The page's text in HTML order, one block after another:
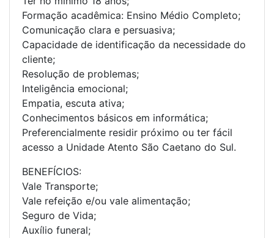
Formação acadêmica: Ensino Médio Completo;
Comunicação clara e persuasiva;
Capacidade de identificação da necessidade do
cliente;
Resolução de problemas;
Inteligência emocional;
Empatia, escuta ativa;
Conhecimentos básicos em informática;
Preferencialmente residir próximo ou ter fácil
acesso a Unidade Atento São Caetano do Sul.
BENEFÍCIOS:
Vale Transporte;
Vale refeição e/ou vale alimentação;
Seguro de Vida;
Auxílio funeral;